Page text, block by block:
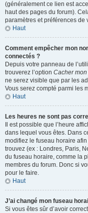
(généralement ce lien est
haut des pages du forum).
paramètres et préférences de
Haut
Comment empêcher mon
connectés ?
Depuis votre panneau de
trouverez l’option Cacher
ne serez visible que par les
Vous serez compté parmi les
Haut
Les heures ne sont pas
Il est possible que l’heure
dans lequel vous êtes. Dans
modifiez le fuseau horaire
trouvez (ex : Londres, Paris,
du fuseau horaire, comme la
membres du forum. Donc si
pour le faire.
Haut
J’ai changé mon fuseau
Si vous êtes sûr d’avoir